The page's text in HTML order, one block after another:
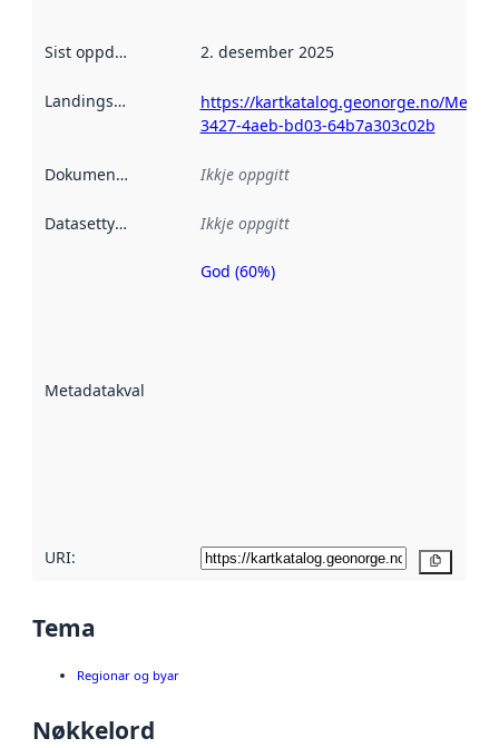
Sist oppdatert 2. desember 2025
Landingsside
https://kartkatalog.geonorge.no/
3427-4aeb-bd03-64b7a303c02b
Dokumentasjon Ikkje oppgitt
Datasettype Ikkje oppgitt
Metadatakvalitet
Metadatakvalitet
God (60%)
URI:
Tema
Regionar og byar
Nøkkelord